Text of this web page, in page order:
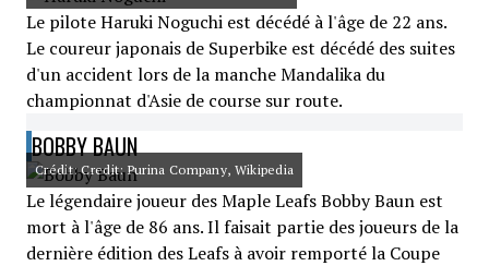
Le pilote Haruki Noguchi est décédé à l'âge de 22 ans.
Le coureur japonais de Superbike est décédé des suites
d'un accident lors de la manche Mandalika du
championnat d'Asie de course sur route.
BOBBY BAUN
Crédit: Credit: Purina Company, Wikipedia
Le légendaire joueur des Maple Leafs Bobby Baun est
mort à l'âge de 86 ans. Il faisait partie des joueurs de la
dernière édition des Leafs à avoir remporté la Coupe